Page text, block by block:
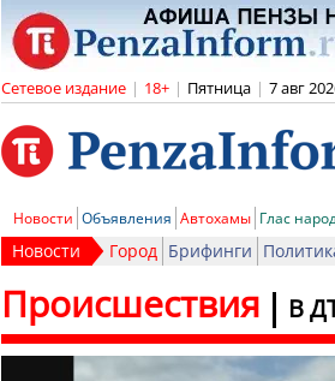
Сетевое издание | 18+ | Пятница | 7 авг
Новости Объявления Автохамы Глас
Новости Город Брифинги
В
Происшествия